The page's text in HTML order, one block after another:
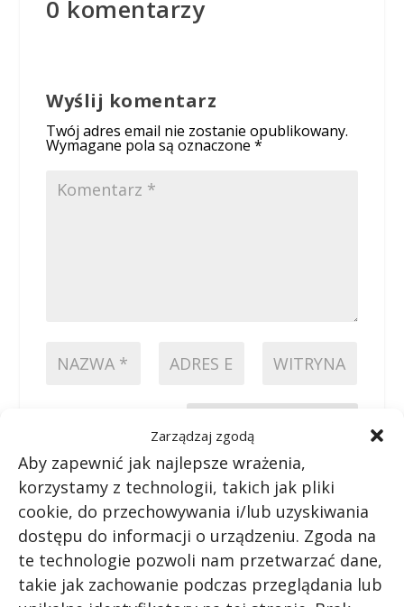
Zarządzaj zgodą
Aby zapewnić jak najlepsze wrażenia,
korzystamy z technologii, takich jak pliki
cookie, do przechowywania i/lub uzyskiwania
dostępu do informacji o urządzeniu. Zgoda na
te technologie pozwoli nam przetwarzać dane,
takie jak zachowanie podczas przeglądania lub
0 komentarzy
Wyślij komentarz
Twój adres email nie zostanie opublikowany.
Wymagane pola są oznaczone*